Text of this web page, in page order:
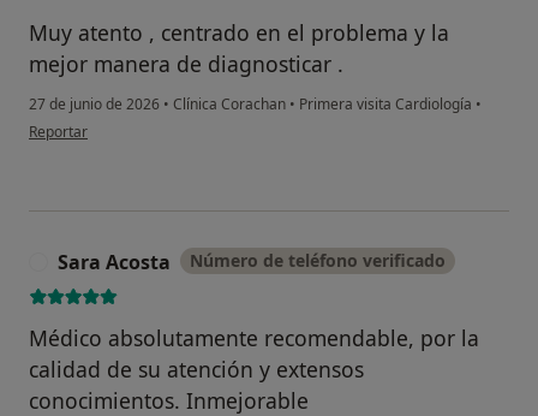
Muy atento , centrado en el problema y la
mejor manera de diagnosticar .
27 de junio de 2026 • Clínica Corachan • Primera visita Cardiología •
en opinión del usuario Joan Arias
Reportar
Sara Acosta Número de teléfono verificado
Médico absolutamente recomendable, por la
calidad de su atención y extensos
conocimientos. Inmejorable